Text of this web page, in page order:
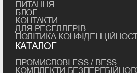
Залежно від типу системи
експлуатації
рішення. Кожен сонячний
своє призначення та
застосування — від
до великих промислових
ПИТАННЯ
БЛОГ
КОНТАКТИ
ДЛЯ РЕСЕЛЛЕРІВ
ПОЛІТИКА
КАТАЛОГ
ПРОМИСЛОВІ ESS / BESS
КОМПЛЕКТИ